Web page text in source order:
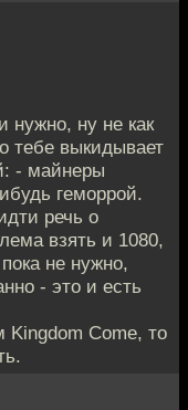
нужно, ну не как
тебе выкидывает
- майнеры
геморрой.
речь о
взять и 1080,
не нужно,
- это и есть
Come, то